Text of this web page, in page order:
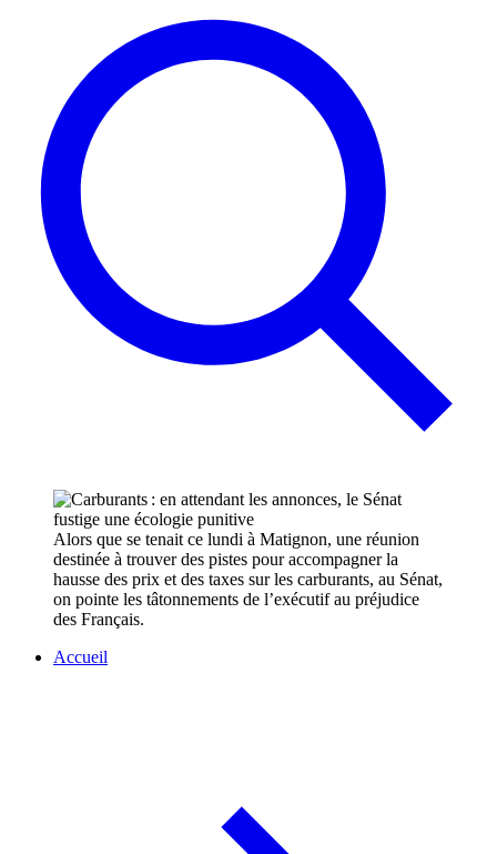
Alors que se tenait ce lundi à Matignon, une réunion
destinée à trouver des pistes pour accompagner la
hausse des prix et des taxes sur les carburants, au Sénat,
on pointe les tâtonnements de l’exécutif au préjudice
des Français.
Accueil